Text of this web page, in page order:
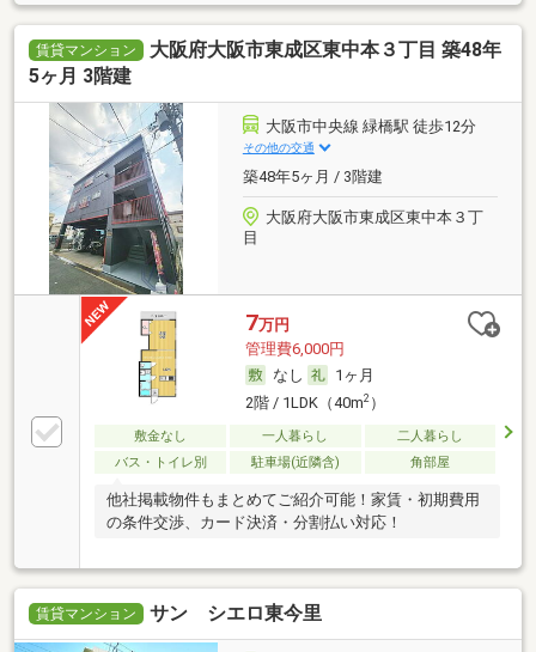
賃貸マンション
大阪府大阪市東成区東中本３丁目 築48年
5ヶ月 3階建
大阪市中央線 緑橋駅 徒歩12分
その他の交通
築48年5ヶ月 / 3階建
大阪府大阪市東成区東中本３丁
目
7万円
管理費6,000円
なし
1ヶ月
2階 / 1LDK（40m2）
敷金なし 一人暮らし
二人暮らし
バス・トイレ別
駐車場(近隣含) 角部屋
他社掲載物件もまとめてご紹介可能！家賃・初期費用
の条件交渉、カード決済・分割払い対応！
賃貸マンション サン シエロ東今里